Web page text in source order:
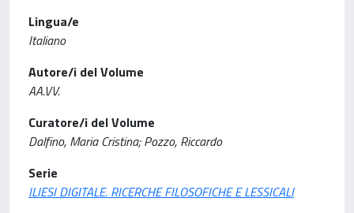
Lingua/e
Italiano
Autore/i del Volume
AA.VV.
Curatore/i del Volume
Dalfino, Maria Cristina; Pozzo, Riccardo
Serie
ILIESI DIGITALE. RICERCHE FILOSOFICHE E LESSICALI